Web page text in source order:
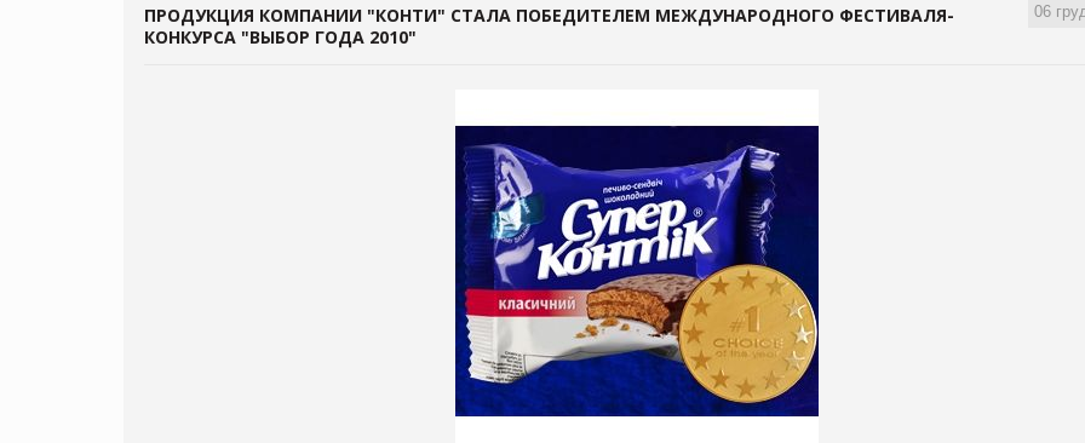
06
ПРОДУКЦИЯ КОМПАНИИ "КОНТИ" СТАЛА ПОБЕДИТЕЛЕМ МЕЖДУНАРОДНОГО ФЕСТИВАЛЯ-
КОНКУРСА "ВЫБОР ГОДА 2010"